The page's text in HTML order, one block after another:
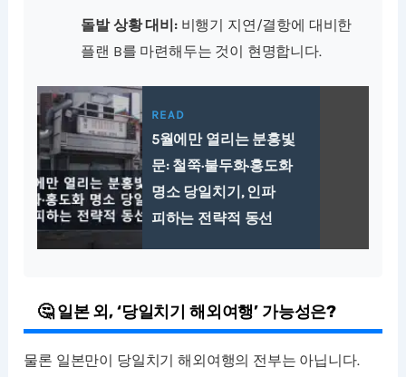
돌발 상황 대비:비행기 지연/결항에 대비한
플랜 B를 마련해두는 것이 현명합니다.
READ
5월에만 열리는 분홍빛
문: 철쭉·불두화·홍도화
명소 당일치기, 인파
피하는 전략적 동선
🤔 일본 외, ‘당일치기 해외여행’ 가능성은?
물론 일본만이 당일치기 해외여행의 전부는 아닙니다.